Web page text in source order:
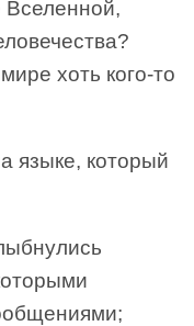
Вселенной,
хоть кого-то
языке, который